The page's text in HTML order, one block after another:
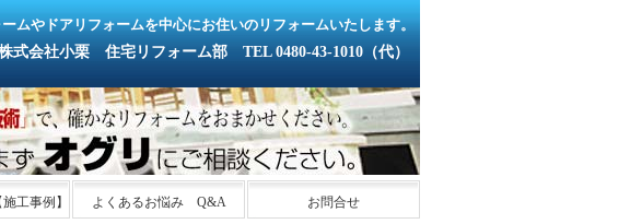
ムやドアリフォームを中心にお住いのリフォームいたします。
式会社小栗 住宅リフォーム部 TEL 0480-43-1010（代）
工事例】 よくあるお悩み Q&A お問合せ